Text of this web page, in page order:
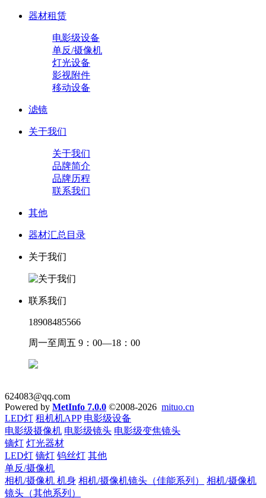
器材租赁
电影级设备
单反/摄像机
灯光设备
影视附件
移动设备
滤镜
关于我们
关于我们
品牌简介
品牌历程
联系我们
其他
器材汇总目录
关于我们
联系我们
18908485566
周一至周五 9：00—18：00
624083@qq.com
Powered by MetInfo 7.0.0 ©2008-2026 mituo.cn
LED灯 租机机APP 电影级设备
电影级摄像机 电影级镜头 电影级变焦镜头
镝灯 灯光器材
LED灯 镝灯 钨丝灯 其他
单反/摄像机
相机/摄像机 机身 相机/摄像机镜头（佳能系列）
相机/摄像机
镜头（其他系列）